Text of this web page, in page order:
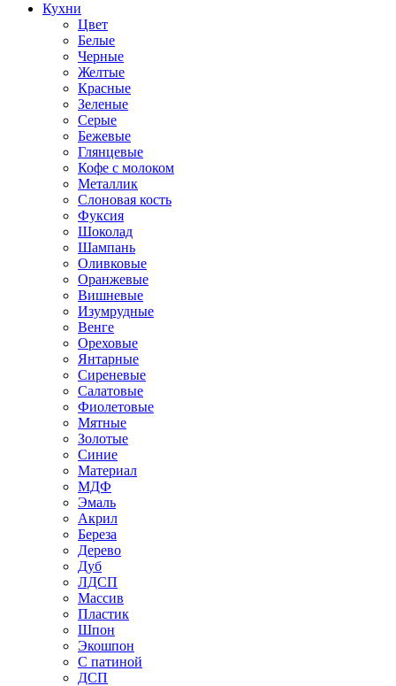
Кухни
Цвет
Белые
Черные
Желтые
Красные
Зеленые
Серые
Бежевые
Глянцевые
Кофе с молоком
Металлик
Слоновая кость
Фуксия
Шоколад
Шампань
Оливковые
Оранжевые
Вишневые
Изумрудные
Венге
Ореховые
Янтарные
Сиреневые
Салатовые
Фиолетовые
Мятные
Золотые
Синие
Материал
МДФ
Эмаль
Акрил
Береза
Дерево
Дуб
ЛДСП
Массив
Пластик
Шпон
Экошпон
С патиной
ДСП